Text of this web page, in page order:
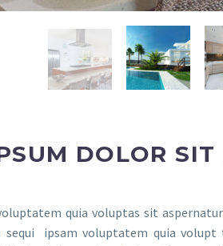
DOLOR SIT
quia voluptas sit
sequi ipsam voluptatem quia